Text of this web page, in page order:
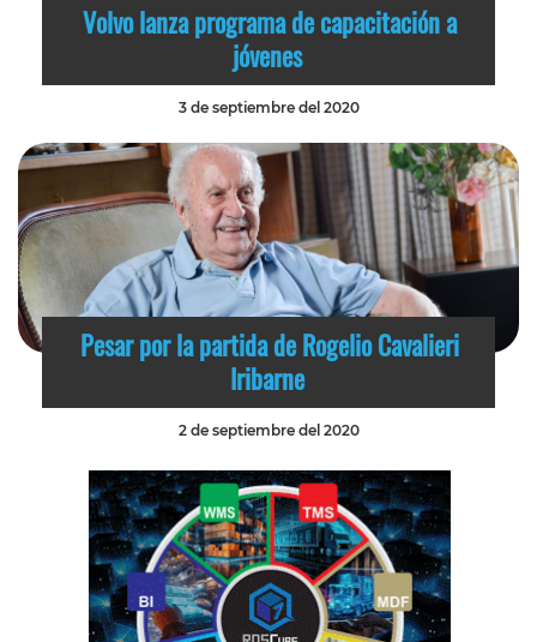
Volvo lanza programa de capacitación a
jóvenes
3 de septiembre del 2020
Pesar por la partida de Rogelio Cavalieri
Iribarne
2 de septiembre del 2020